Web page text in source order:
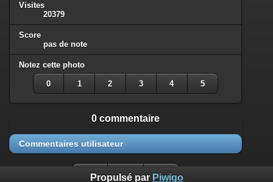
Visites
20379
Score
pas de note
Notez cette photo
0 1 2 3 4 5
0 commentaire
Commentaires utilisateur
Propulsé par Piwigo